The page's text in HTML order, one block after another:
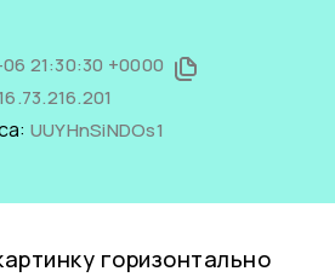
21:30:30 +0000
UUYHnSiNDOs1
горизонтально